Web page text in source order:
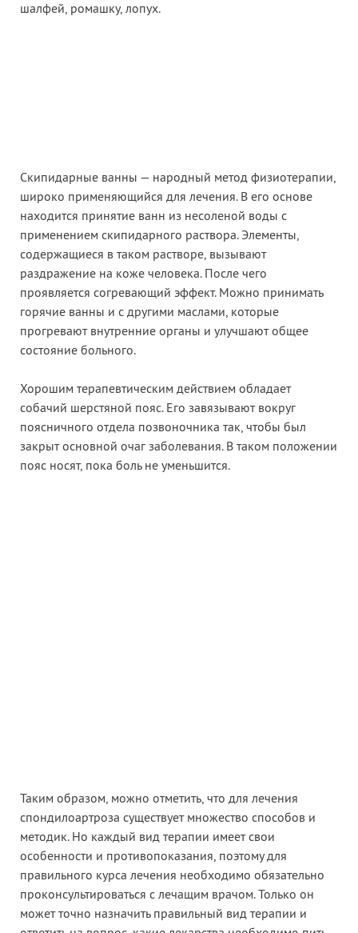
шалфей, ромашку, лопух.
Скипидарные ванны — народный метод физиотерапии,
широко применяющийся для лечения. В его основе
находится принятие ванн из несоленой воды с
применением скипидарного раствора. Элементы,
содержащиеся в таком растворе, вызывают
раздражение на коже человека. После чего
проявляется согревающий эффект. Можно принимать
горячие ванны и с другими маслами, которые
прогревают внутренние органы и улучшают общее
состояние больного.
Хорошим терапевтическим действием обладает
собачий шерстяной пояс. Его завязывают вокруг
поясничного отдела позвоночника так, чтобы был
закрыт основной очаг заболевания. В таком положении
пояс носят, пока боль не уменьшится.
Таким образом, можно отметить, что для лечения
спондилоартроза существует множество способов и
методик. Но каждый вид терапии имеет свои
особенности и противопоказания, поэтому для
правильного курса лечения необходимо обязательно
проконсультироваться с лечащим врачом. Только он
может точно назначить правильный вид терапии и